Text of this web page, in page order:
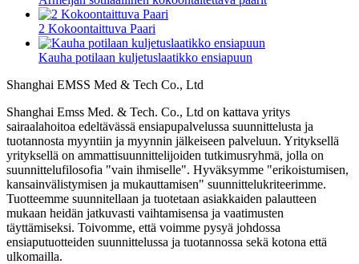
2 Kokoontaittuva Paari
Kauha potilaan kuljetuslaatikko ensiapuun
Shanghai EMSS Med & Tech Co., Ltd
Shanghai Emss Med. & Tech. Co., Ltd on kattava yritys
sairaalahoitoa edeltävässä ensiapupalvelussa suunnittelusta ja
tuotannosta myyntiin ja myynnin jälkeiseen palveluun. Yrityksellä
yrityksellä on ammattisuunnittelijoiden tutkimusryhmä, jolla on
suunnittelufilosofia "vain ihmiselle". Hyväksymme "erikoistumisen,
kansainvälistymisen ja mukauttamisen" suunnittelukriteerimme.
Tuotteemme suunnitellaan ja tuotetaan asiakkaiden palautteen
mukaan heidän jatkuvasti vaihtamisensa ja vaatimusten
täyttämiseksi. Toivomme, että voimme pysyä johdossa
ensiaputuotteiden suunnittelussa ja tuotannossa sekä kotona että
ulkomailla.